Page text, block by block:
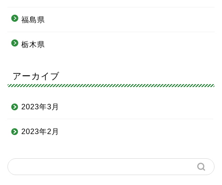
福島県
栃木県
アーカイブ
2023年3月
2023年2月